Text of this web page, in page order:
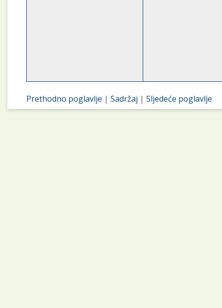
Prethodno poglavlje |Sadržaj |Sljedeće poglavlje